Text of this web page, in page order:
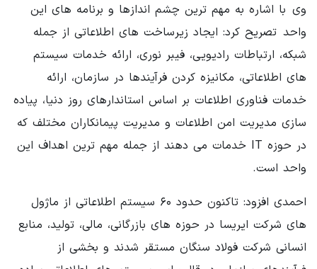
وی با اشاره به مهم ترین چشم اندازها و برنامه های این
واحد تصریح کرد: ایجاد زیرساخت های اطلاعاتی از جمله
شبکه، ارتباطات رادیویی، فیبر نوری، ارائه خدمات سیستم
های اطلاعاتی، مکانیزه کردن فرآیندها در سازمان، ارائه
خدمات فناوری اطلاعات بر اساس استاندارهای روز دنیا، پیاده
سازی مدیریت امن اطلاعات و مدیریت پیمانکاران مختلف که
در حوزه IT خدمات می دهند از جمله مهم ترین اهداف این
واحد است.
احمدی افزود: تاکنون حدود ۶۰ سیستم اطلاعاتی از ماژول
های شرکت ایریسا در حوزه های بازرگانی، مالی، تولید، منابع
انسانی شرکت فولاد سنگان مستقر شدند و بخشی از